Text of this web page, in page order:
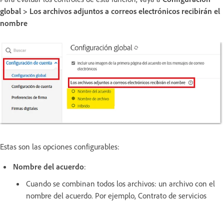
global > Los archivos adjuntos a correos electrónicos recibirán el
nombre
Estas son las opciones configurables:
Nombre del acuerdo:
Cuando se combinan todos los archivos: un archivo con el
nombre del acuerdo. Por ejemplo, Contrato de servicios